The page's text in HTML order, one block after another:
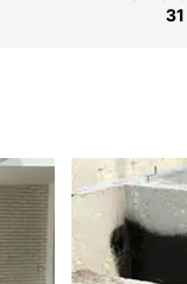
31